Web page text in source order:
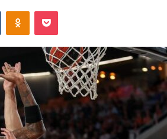
VKontakteOdnoklassniki
Pocket